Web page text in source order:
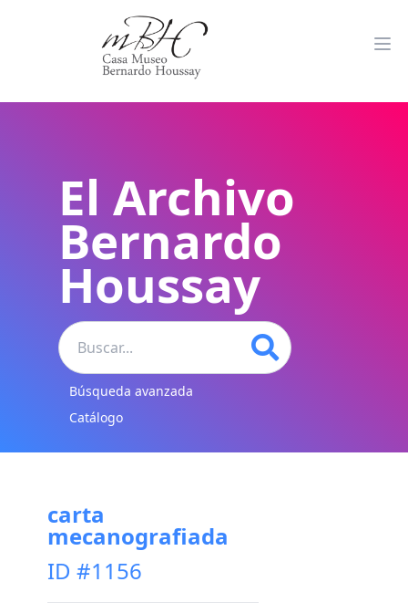
El Archivo
Bernardo
Houssay
Búsqueda avanzada
Catálogo
carta
mecanografiada
ID #1156